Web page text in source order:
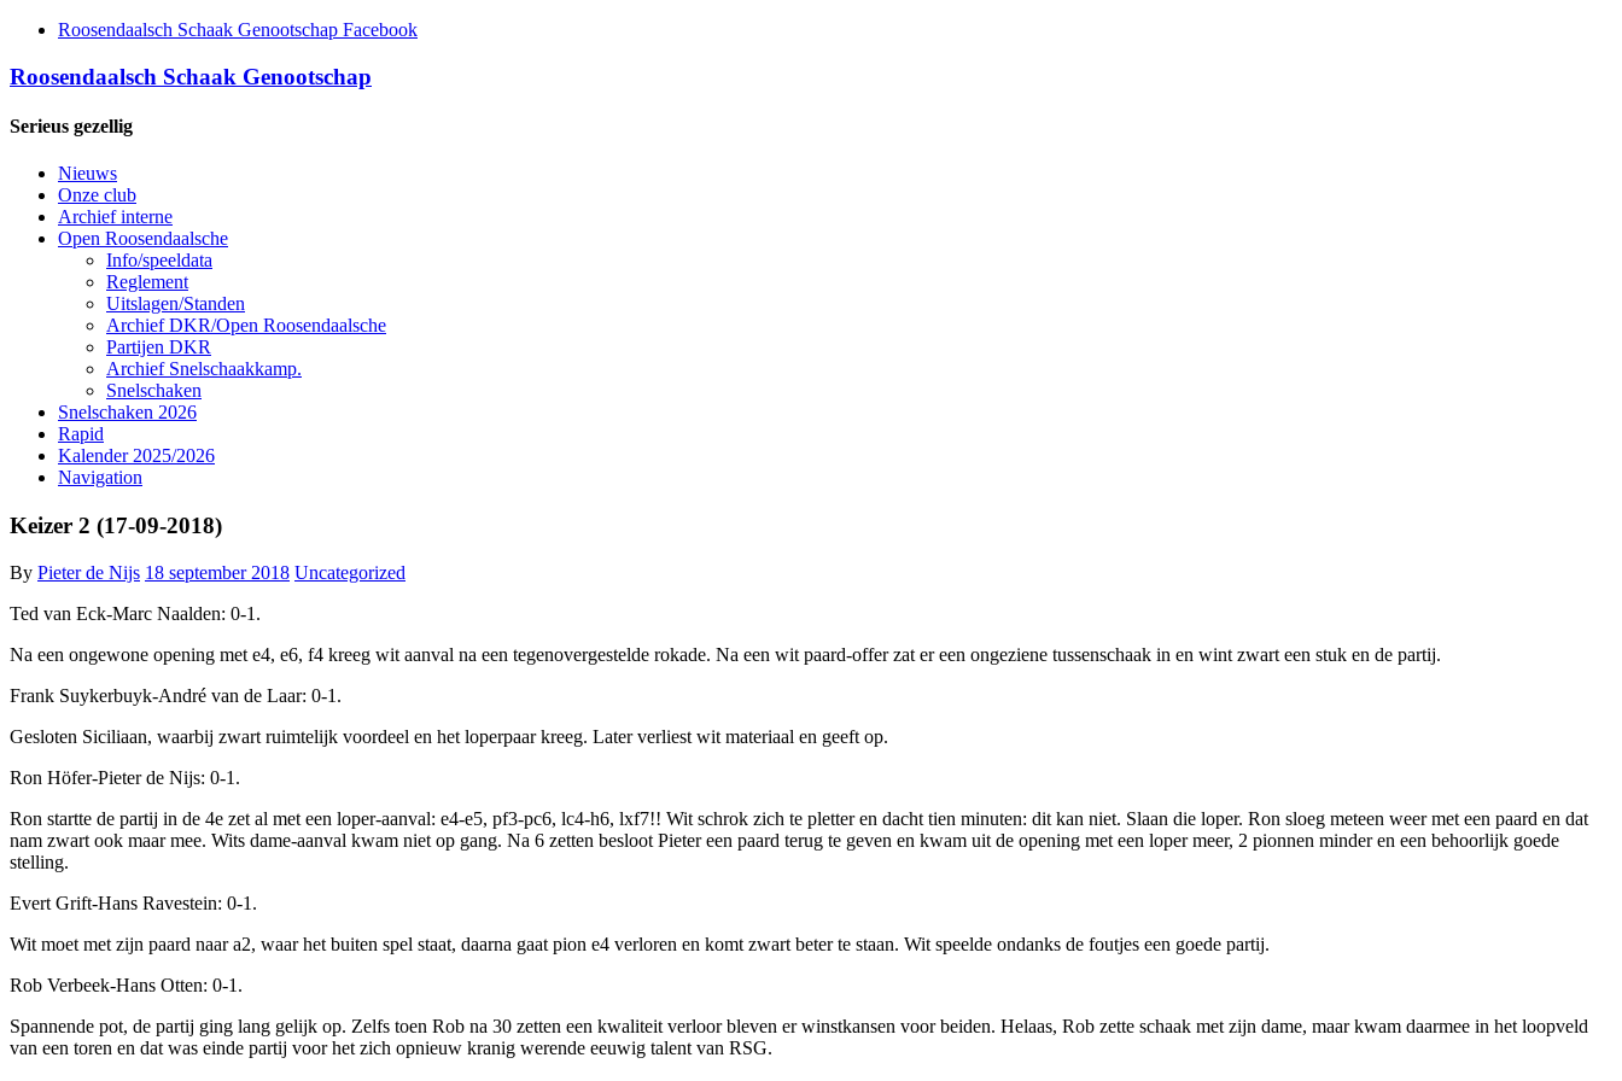
Roosendaalsch Schaak Genootschap Facebook
Roosendaalsch Schaak Genootschap
Serieus gezellig
Nieuws
Onze club
Archief interne
Open Roosendaalsche
Info/speeldata
Reglement
Uitslagen/Standen
Archief DKR/Open Roosendaalsche
Partijen DKR
Archief Snelschaakkamp.
Snelschaken
Snelschaken 2026
Rapid
Kalender 2025/2026
Navigation
Keizer 2 (17-09-2018)
By Pieter de Nijs 18 september 2018 Uncategorized
Ted van Eck-Marc Naalden: 0-1.
Na een ongewone opening met e4, e6, f4 kreeg wit aanval na een tegenovergestelde rokade. Na een wit paard-offer zat er een ongeziene tussenschaak in en wint zwart een stuk en de partij.
Frank Suykerbuyk-André van de Laar: 0-1.
Gesloten Siciliaan, waarbij zwart ruimtelijk voordeel en het loperpaar kreeg. Later verliest wit materiaal en geeft op.
Ron Höfer-Pieter de Nijs: 0-1.
Ron startte de partij in de 4e zet al met een loper-aanval: e4-e5, pf3-pc6, lc4-h6, lxf7!! Wit schrok zich te pletter en dacht tien minuten: dit kan niet. Slaan die loper. Ron sloeg meteen weer met een paard en dat
nam zwart ook maar mee. Wits dame-aanval kwam niet op gang. Na 6 zetten besloot Pieter een paard terug te geven en kwam uit de opening met een loper meer, 2 pionnen minder en een behoorlijk goede
stelling.
Evert Grift-Hans Ravestein: 0-1.
Wit moet met zijn paard naar a2, waar het buiten spel staat, daarna gaat pion e4 verloren en komt zwart beter te staan. Wit speelde ondanks de foutjes een goede partij.
Rob Verbeek-Hans Otten: 0-1.
Spannende pot, de partij ging lang gelijk op. Zelfs toen Rob na 30 zetten een kwaliteit verloor bleven er winstkansen voor beiden. Helaas, Rob zette schaak met zijn dame, maar kwam daarmee in het loopveld
van een toren en dat was einde partij voor het zich opnieuw kranig werende eeuwig talent van RSG.